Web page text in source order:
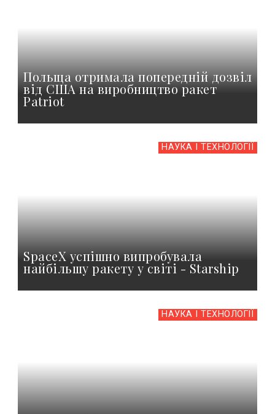
Польща отримала попередній дозвіл
від США на виробництво ракет
Patriot
НАУКА І ТЕХНОЛОГІЇ
SpaceX успішно випробувала
найбільшу ракету у світі - Starship
НАУКА І ТЕХНОЛОГІЇ